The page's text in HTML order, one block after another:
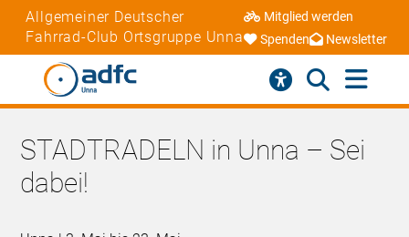
Allgemeiner Deutscher
Fahrrad-Club Ortsgruppe Unna
Mitglied werden
Spenden
Newsletter
STADTRADELN in Unna – Sei
dabei!